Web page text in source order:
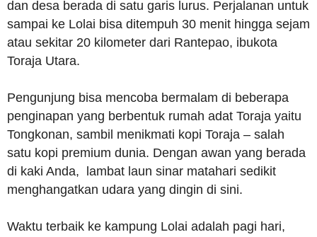
dan desa berada di satu garis lurus. Perjalanan untuk
sampai ke Lolai bisa ditempuh 30 menit hingga sejam
atau sekitar 20 kilometer dari Rantepao, ibukota
Toraja Utara.
Pengunjung bisa mencoba bermalam di beberapa
penginapan yang berbentuk rumah adat Toraja yaitu
Tongkonan, sambil menikmati kopi Toraja – salah
satu kopi premium dunia. Dengan awan yang berada
di kaki Anda, lambat laun sinar matahari sedikit
menghangatkan udara yang dingin di sini.
Waktu terbaik ke kampung Lolai adalah pagi hari,